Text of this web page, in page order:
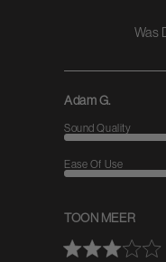
Was
Adam G.
Sound Quality
Ease Of Use
TOON MEER